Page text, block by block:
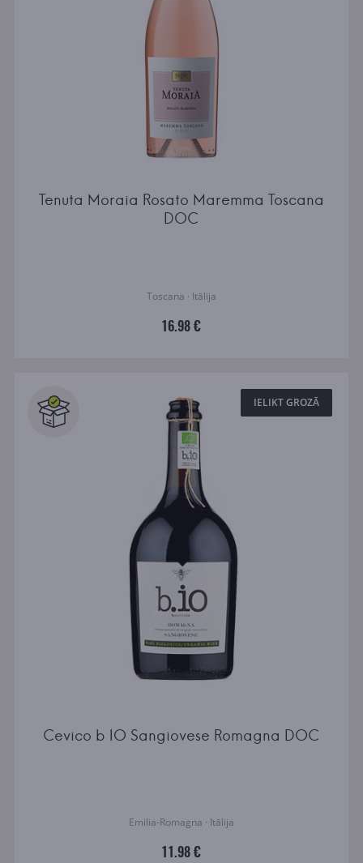
Tenuta Moraia Rosato Maremma Toscana
DOC
Toscana · Itālija
16.98 €
IELIKT GROZĀ
Cevico b IO Sangiovese Romagna DOC
Emilia-Romagna · Itālija
11.98 €